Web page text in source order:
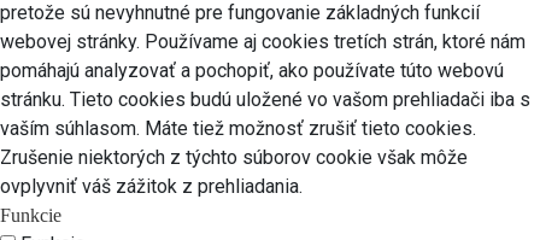
pretože sú nevyhnutné pre fungovanie základných funkcií
webovej stránky. Používame aj cookies tretích strán, ktoré nám
pomáhajú analyzovať a pochopiť, ako používate túto webovú
stránku. Tieto cookies budú uložené vo vašom prehliadači iba s
vaším súhlasom. Máte tiež možnosť zrušiť tieto cookies.
Zrušenie niektorých z týchto súborov cookie však môže
ovplyvniť váš zážitok z prehliadania.
Funkcie